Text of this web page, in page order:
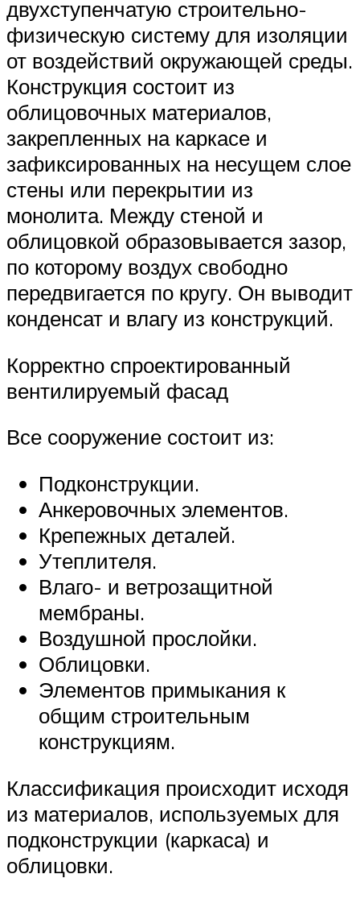
двухступенчатую строительно-
физическую систему для изоляции
от воздействий окружающей среды.
Конструкция состоит из
облицовочных материалов,
закрепленных на каркасе и
зафиксированных на несущем слое
стены или перекрытии из
монолита. Между стеной и
облицовкой образовывается зазор,
по которому воздух свободно
передвигается по кругу. Он выводит
конденсат и влагу из конструкций.
Корректно спроектированный
вентилируемый фасад
Все сооружение состоит из:
Подконструкции.
Анкеровочных элементов.
Крепежных деталей.
Утеплителя.
Влаго- и ветрозащитной
мембраны.
Воздушной прослойки.
Облицовки.
Элементов примыкания к
общим строительным
конструкциям.
Классификация происходит исходя
из материалов, используемых для
подконструкции (каркаса) и
облицовки.